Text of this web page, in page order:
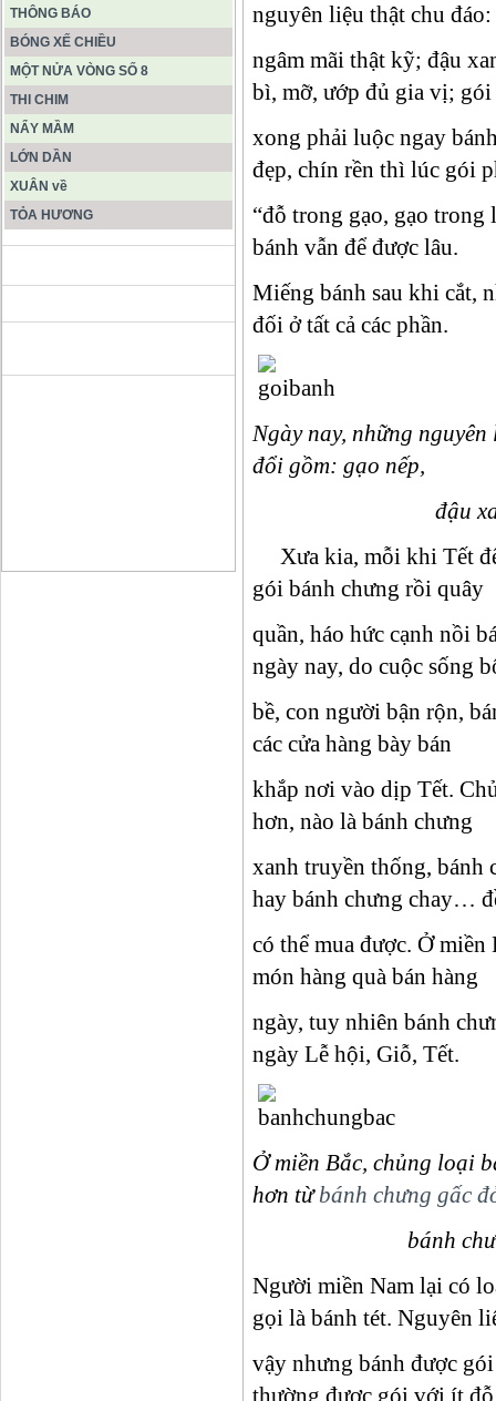
THÔNG BÁO
BÓNG XẾ CHIỀU
MỘT NỬA VÒNG SỐ 8
THI CHIM
NẨY MẦM
LỚN DẦN
XUÂN về
TỎA HƯƠNG
nguyên liệu thật chu đáo:
ngâm mãi thật kỹ; đậu
bì, mỡ, ướp đủ gia vị; gói
xong phải luộc ngay
đẹp, chín rền thì lúc gói
“đỗ trong gạo, gạo trong
bánh vẫn để được lâu.
Miếng bánh sau khi cắt,
đối ở tất cả các phần.
Ngày nay, những
đổi gồm: gạo nếp,
đậu xanh, thịt
Xưa kia, mỗi khi Tết
gói bánh chưng rồi quây
quần, háo hức cạnh nồi
ngày nay, do cuộc sống
bề, con người bận rộn,
các cửa hàng bày bán
khắp nơi vào dịp Tết.
hơn, nào là bánh chưng
xanh truyền thống, bánh
hay bánh chưng chay…
có thể mua được. Ở
món hàng quà bán hàng
ngày, tuy nhiên bánh
ngày Lễ hội, Giỗ, Tết.
Ở miền Bắc, chủng loại
hơn từbánh chưng gấc
bánh chưng
Người miền Nam lại có
gọi là bánh tét. Nguyên
vậy nhưng bánh được
thường được gói với ít